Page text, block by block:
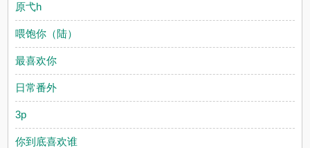
原弋h
喂饱你（陆）
最喜欢你
日常番外
3p
你到底喜欢谁